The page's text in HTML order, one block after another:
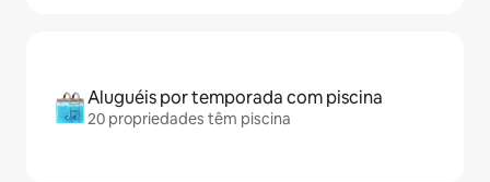
Aluguéis por temporada com piscina
20 propriedades têm piscina